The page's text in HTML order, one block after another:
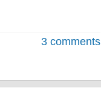
3 comments